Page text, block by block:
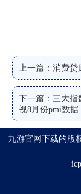
上一篇：消费贷
下一篇：三大
视8月份pmi数据
九游官网下载的版